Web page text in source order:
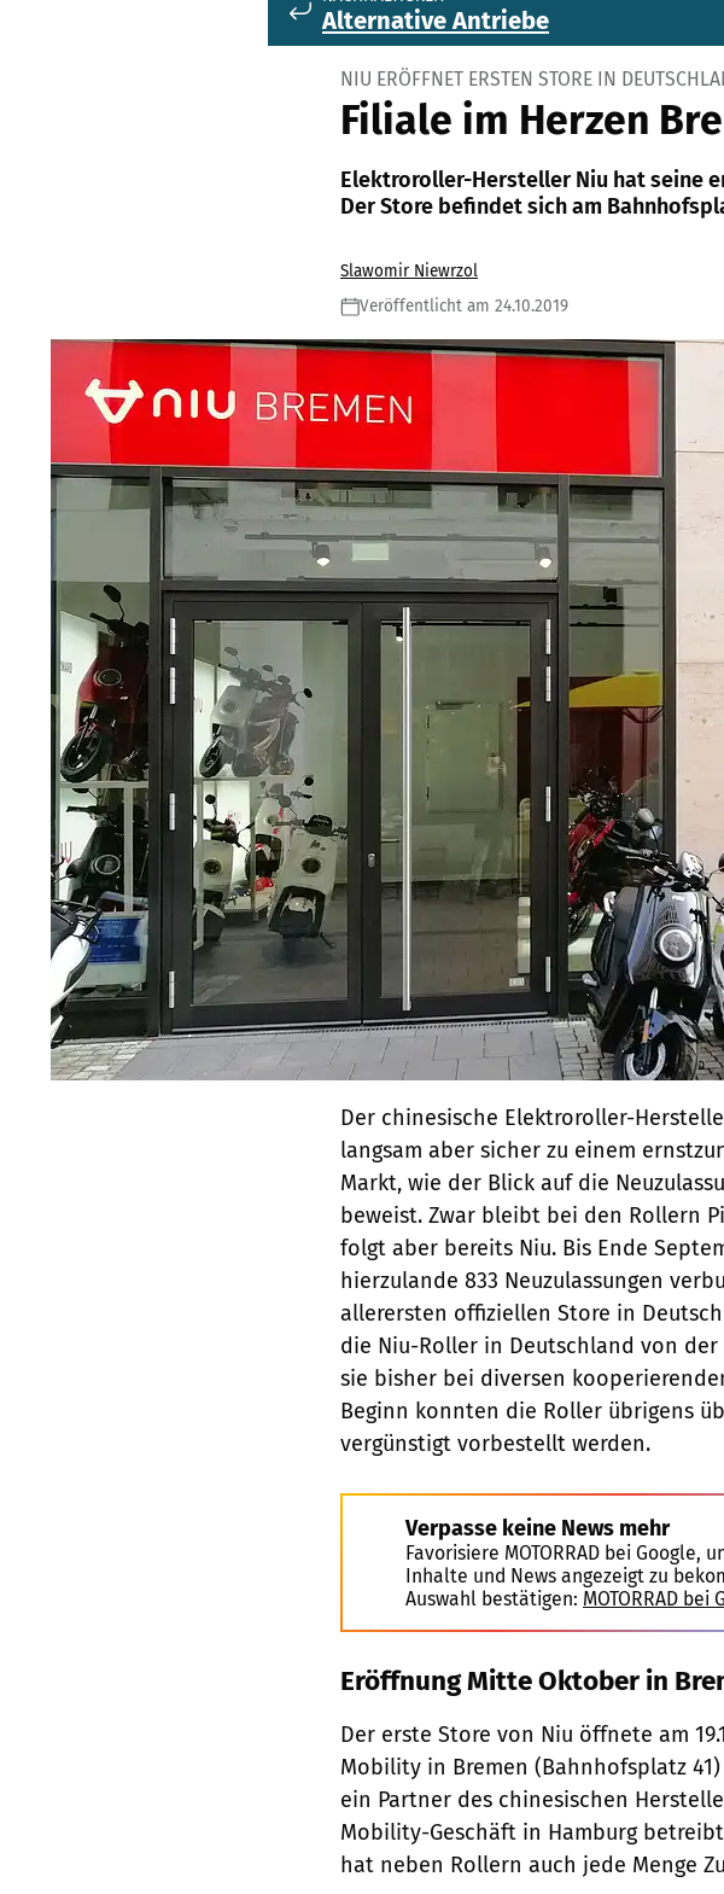
Alternative Antriebe
NIU ERÖFFNET ERSTEN STORE IN
Filiale im Herzen
Elektroroller-Hersteller Niu hat seine
Der Store befindet sich am
Slawomir Niewrzol
Veröffentlicht am 24.10.2019
Der chinesische Elektroroller-
langsam aber sicher zu einem
Markt, wie der Blick auf die
beweist. Zwar bleibt bei den Rollern
folgt aber bereits Niu. Bis Ende
hierzulande 833 Neuzulassungen
allerersten offiziellen Store in
die Niu-Roller in Deutschland von der
sie bisher bei diversen
Beginn konnten die Roller übrigens
vergünstigt vorbestellt werden.
Verpasse keine News mehr
Favorisiere MOTORRAD bei
Inhalte und News angezeigt zu
Auswahl bestätigen: MOTORRAD bei
Eröffnung Mitte Oktober in
Der erste Store von Niu öffnete am
Mobility in Bremen (Bahnhofsplatz
ein Partner des chinesischen
Mobility-Geschäft in Hamburg
hat neben Rollern auch jede Menge